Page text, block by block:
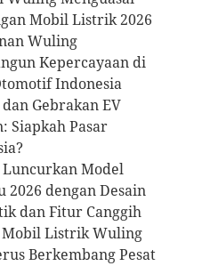
Mobil Listrik 2026
Wuling
Kepercayaan di
Indonesia
Gebrakan EV
Siapkah Pasar
Model
2026 dengan Desain
dan Fitur Canggih
Mobil Listrik Wuling
Berkembang Pesat